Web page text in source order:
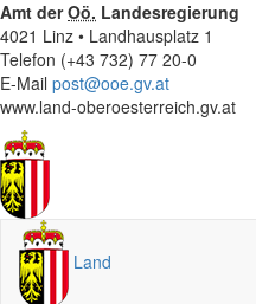
Amt derOö. Landesregierung
4021 Linz • Landhausplatz 1
Telefon (+43 732) 77 20-0
E-Mail post@ooe.gv.at
www.land-oberoesterreich.gv.at
Land